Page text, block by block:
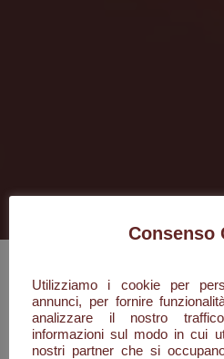
Consenso
Utilizziamo i cookie per
annunci, per fornire
analizzare il nostro
informazioni sul modo in cui
nostri partner che si